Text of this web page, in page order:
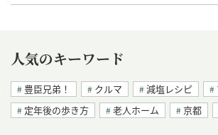
人気のキーワード
豊臣兄弟！ クルマ 減塩レシピ
定年後の歩き方
老人ホーム 京都